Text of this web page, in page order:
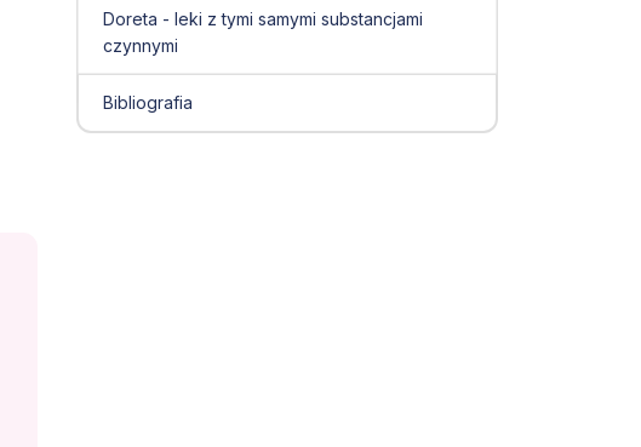
Doreta - leki z tymi samymi substancjami
czynnymi
Bibliografia